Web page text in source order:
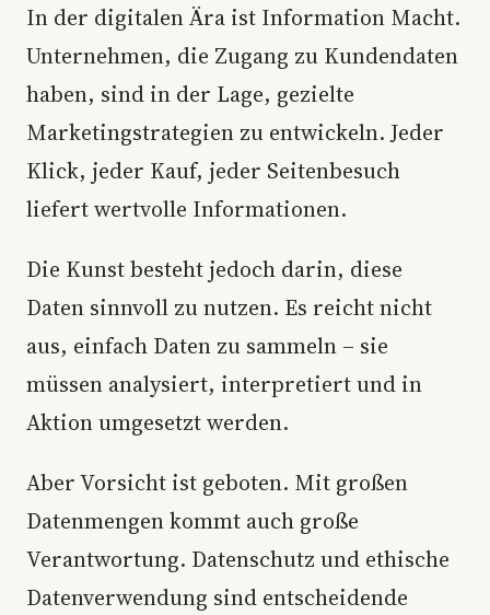
In der digitalen Ära ist Information Macht.
Unternehmen, die Zugang zu Kundendaten
haben, sind in der Lage, gezielte
Marketingstrategien zu entwickeln. Jeder
Klick, jeder Kauf, jeder Seitenbesuch
liefert wertvolle Informationen.
Die Kunst besteht jedoch darin, diese
Daten sinnvoll zu nutzen. Es reicht nicht
aus, einfach Daten zu sammeln – sie
müssen analysiert, interpretiert und in
Aktion umgesetzt werden.
Aber Vorsicht ist geboten. Mit großen
Datenmengen kommt auch große
Verantwortung. Datenschutz und ethische
Datenverwendung sind entscheidende